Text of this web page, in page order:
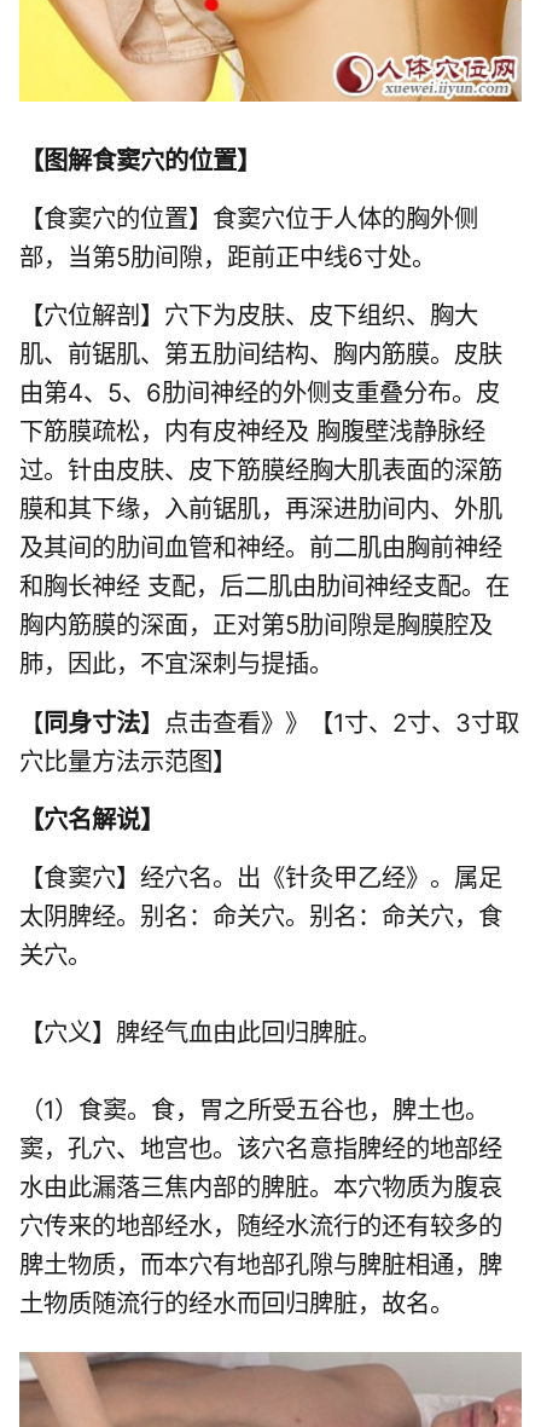
【图解食窦穴的位置】
【食窦穴的位置】食窦穴位于人体的胸外侧
部，当第5肋间隙，距前正中线6寸处。
【穴位解剖】穴下为皮肤、皮下组织、胸大
肌、前锯肌、第五肋间结构、胸内筋膜。皮肤
由第4、5、6肋间神经的外侧支重叠分布。皮
下筋膜疏松，内有皮神经及 胸腹壁浅静脉经
过。针由皮肤、皮下筋膜经胸大肌表面的深筋
膜和其下缘，入前锯肌，再深进肋间内、外肌
及其间的肋间血管和神经。前二肌由胸前神经
和胸长神经 支配，后二肌由肋间神经支配。在
胸内筋膜的深面，正对第5肋间隙是胸膜腔及
肺，因此，不宜深刺与提插。
【同身寸法】点击查看》》【1寸、2寸、3寸取
穴比量方法示范图】
【穴名解说】
【食窦穴】经穴名。出《针灸甲乙经》。属足
太阴脾经。别名：命关穴。别名：命关穴，食
关穴。
【穴义】脾经气血由此回归脾脏。
（1）食窦。食，胃之所受五谷也，脾土也。
窦，孔穴、地宫也。该穴名意指脾经的地部经
水由此漏落三焦内部的脾脏。本穴物质为腹哀
穴传来的地部经水，随经水流行的还有较多的
脾土物质，而本穴有地部孔隙与脾脏相通，脾
土物质随流行的经水而回归脾脏，故名。